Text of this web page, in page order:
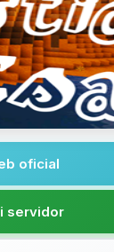
oficial
servidor